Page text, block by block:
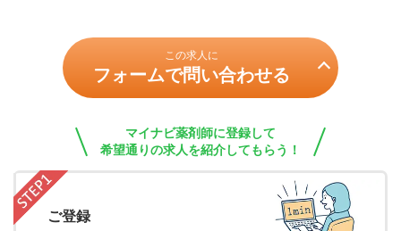
この求人に
フォームで問い合わせる
マイナビ薬剤師に登録して
希望通りの求人を紹介してもらう！
ご登録